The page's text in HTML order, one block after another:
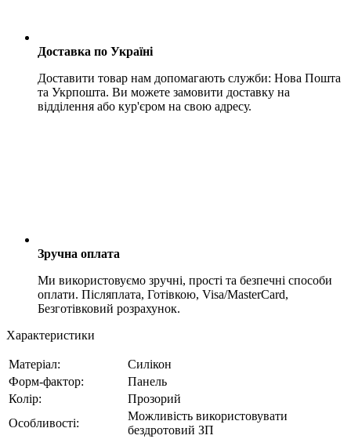
Доставка по Україні
Доставити товар нам допомагають служби: Нова Пошта
та Укрпошта. Ви можете замовити доставку на
відділення або кур'єром на свою адресу.
Зручна оплата
Ми використовуємо зручні, прості та безпечні способи
оплати. Післяплата, Готівкою, Visa/MasterCard,
Безготівковий розрахунок.
Характеристики
Матеріал:
Силікон
Форм-фактор:
Панель
Колір:
Прозорий
Особливості:
Можливість використовувати
бездротовий ЗП